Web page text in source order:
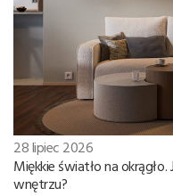
28 lipiec 2026
Miękkie światło na
wnętrzu?